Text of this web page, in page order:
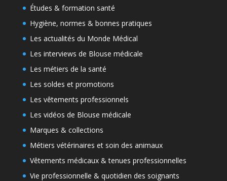
Études & formation santé
Hygiène, normes & bonnes pratiques
Les actualités du Monde Médical
Les interviews de Blouse médicale
Les métiers de la santé
Les soldes et promotions
Les vêtements professionnels
Les vidéos de Blouse médicale
Marques & collections
Métiers vétérinaires et soin des animaux
Vêtements médicaux & tenues professionnelles
Vie professionnelle & quotidien des soignants